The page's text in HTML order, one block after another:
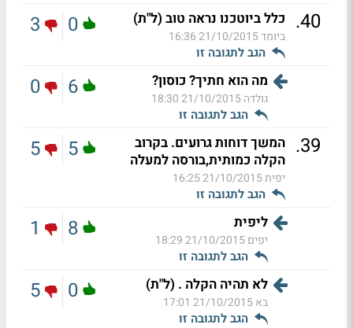
40
. כלל ביוטכנו נראה טוב (ל"ת)
ביומד21/10/2015 16:36
הגב לתגובה זו
0
3
מה הוא חתיך? כוסון?
גולדה21/10/2015 18:30
הגב לתגובה זו
6
0
39
. המשך דוחות גרועים. בקרוב
הקלה כמותית,בורסה למעלה
יפית21/10/2015 16:25
הגב לתגובה זו
5
5
ליפית
יפים21/10/2015 18:29
הגב לתגובה זו
8
1
לא תהיה הקלה . (ל"ת)
בא21/10/2015 17:01
הגב לתגובה זו
0
5